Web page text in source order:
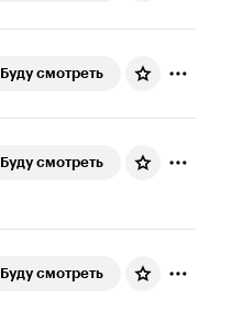
Буду смотреть
Буду смотреть
Буду смотреть